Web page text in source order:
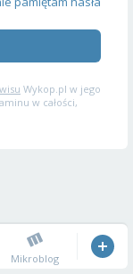
Wykop.pl w jego
w całości,
Mikroblog